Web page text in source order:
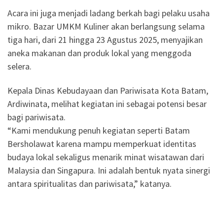
Acara ini juga menjadi ladang berkah bagi pelaku usaha
mikro. Bazar UMKM Kuliner akan berlangsung selama
tiga hari, dari 21 hingga 23 Agustus 2025, menyajikan
aneka makanan dan produk lokal yang menggoda
selera.
Kepala Dinas Kebudayaan dan Pariwisata Kota Batam,
Ardiwinata, melihat kegiatan ini sebagai potensi besar
bagi pariwisata.
“Kami mendukung penuh kegiatan seperti Batam
Bersholawat karena mampu memperkuat identitas
budaya lokal sekaligus menarik minat wisatawan dari
Malaysia dan Singapura. Ini adalah bentuk nyata sinergi
antara spiritualitas dan pariwisata,” katanya.